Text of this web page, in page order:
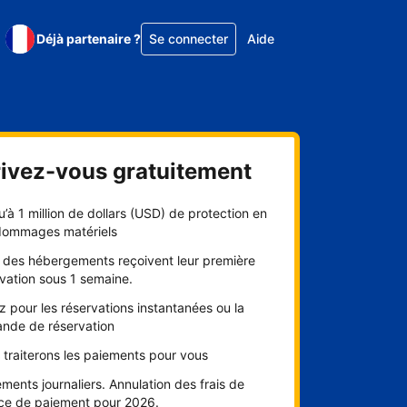
Déjà partenaire ? Se connecter Aide
vous gratuitement
1 million de dollars (USD) de protection en
matériels
des hébergements reçoivent leur première
sous 1 semaine.
pour les réservations instantanées ou la
de réservation
traiterons les paiements pour vous
journaliers. Annulation des frais de
de paiement pour 2026.